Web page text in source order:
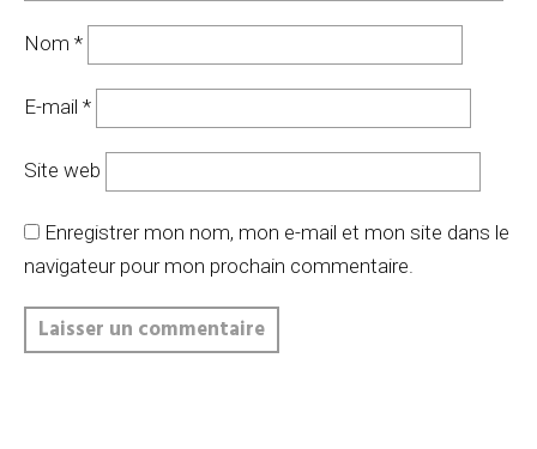
Nom *
E-mail *
Site web
Enregistrer mon nom, mon e-mail et mon site dans le
navigateur pour mon prochain commentaire.